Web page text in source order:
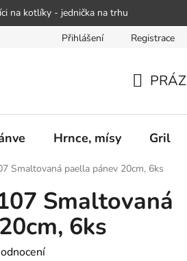
na kotlíky - jednička na trhu
podat obchodníkovi žádost o nápravu
Přihlášení Registrace
KOŠÍK
Hrnce, mísy Gril
Smaltovaná paella pánev 20cm, 6ks
Smaltovaná
6ks